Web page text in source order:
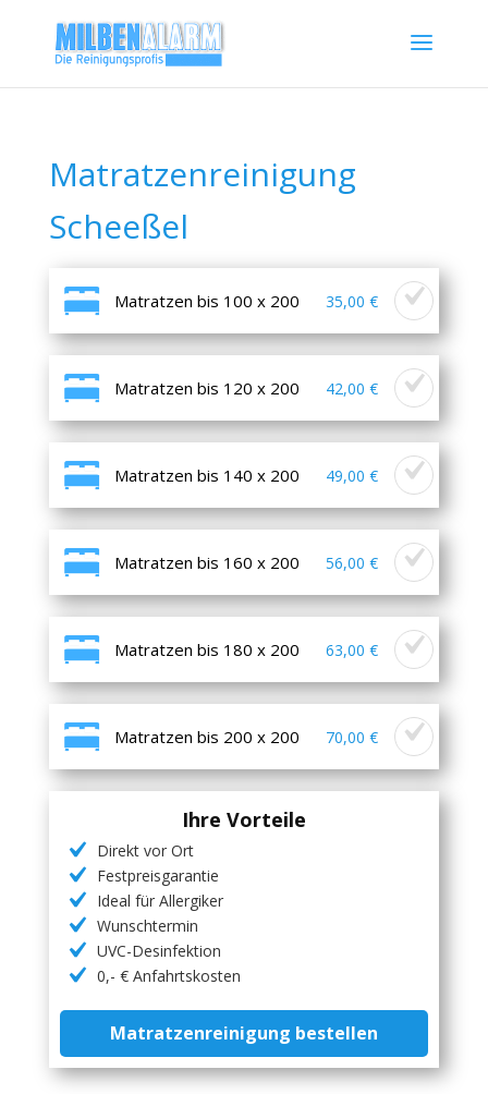
Matratzenreinigung
Scheeßel
Matratzen bis 100 x 200 35,00 €
Matratzen bis 120 x 200 42,00 €
Matratzen bis 140 x 200 49,00 €
Matratzen bis 160 x 200 56,00 €
Matratzen bis 180 x 200 63,00 €
Matratzen bis 200 x 200 70,00 €
Ihre Vorteile
Direkt vor Ort
Festpreisgarantie
Ideal für Allergiker
Wunschtermin
UVC-Desinfektion
0,- € Anfahrtskosten
Matratzenreinigung bestellen